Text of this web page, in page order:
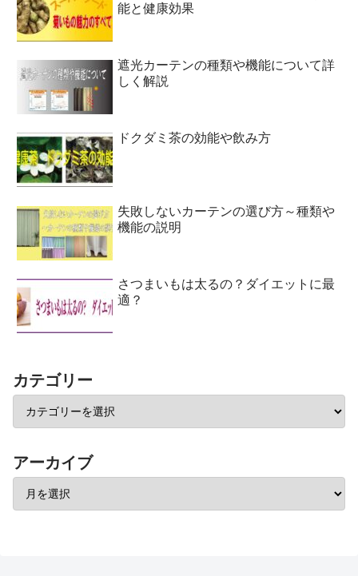
能と健康効果
遮光カーテンの種類や機能について詳
しく解説
ドクダミ茶の効能や飲み方
失敗しないカーテンの選び方～種類や
機能の説明
さつまいもは太るの？ダイエットに最
適？
カテゴリー
アーカイブ